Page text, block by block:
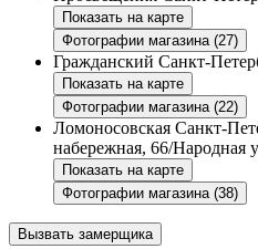
Показать на карте
Фотографии магазина (27)
Гражданский Санкт-
Показать на карте
Фотографии магазина (22)
Ломоносовская Санкт-
набережная, 66/Народная
Показать на карте
Фотографии магазина (38)
Вызвать замерщика